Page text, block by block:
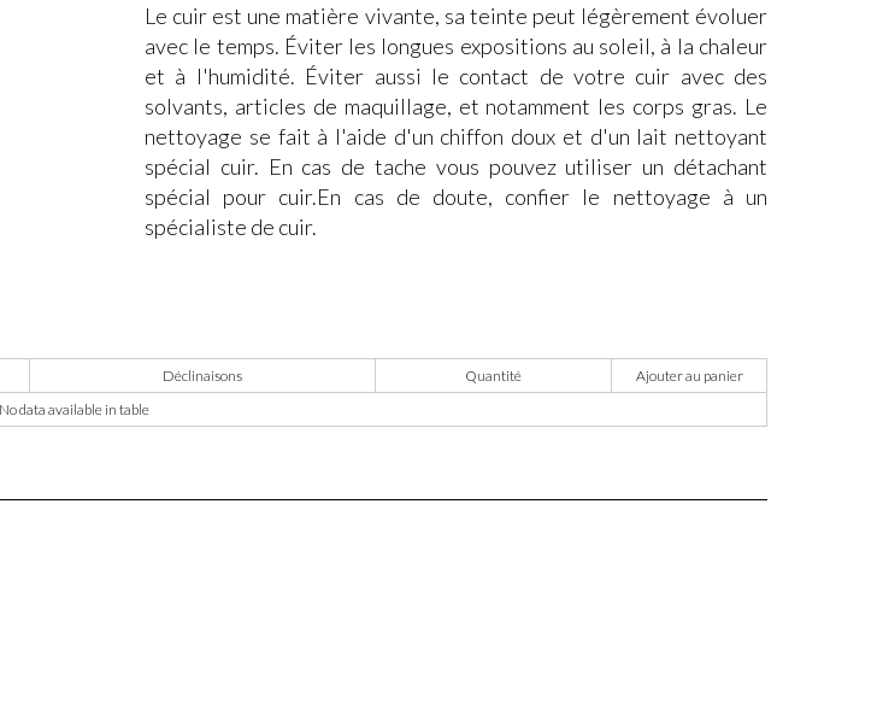
Le cuir est une matière vivante, sa teinte peut légèrement évoluer
avec le temps. Éviter les longues expositions au soleil, à la chaleur
et à l'humidité. Éviter aussi le contact de votre cuir avec des
solvants, articles de maquillage, et notamment les corps gras. Le
nettoyage se fait à l'aide d'un chiffon doux et d'un lait nettoyant
spécial cuir. En cas de tache vous pouvez utiliser un détachant
spécial pour cuir.En cas de doute, confier le nettoyage à un
spécialiste de cuir.
Déclinaisons Quantité
Ajouter au panier
No data available in table